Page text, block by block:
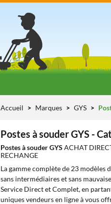
Accueil Marques GYS
Postes à souder GYS -
Postes à souder GYS ACHAT
RECHANGE
La gamme complète de 23 modèles
sans intermédiaires et sans
Service Direct et Complet, en
uniques vendeurs en ligne à vous